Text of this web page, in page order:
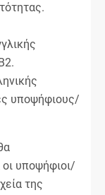
υποψήφιους/
υποψήφιοι/
της